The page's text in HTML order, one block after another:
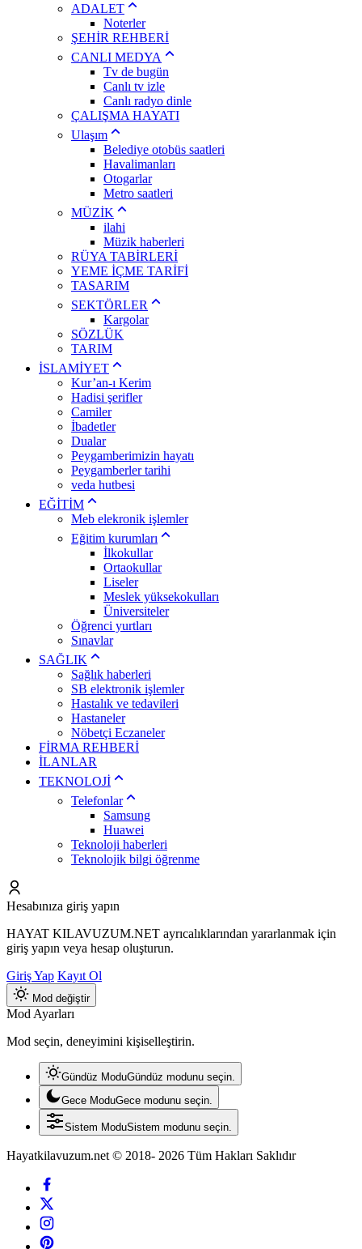
ADALET
Noterler
ŞEHİR REHBERİ
CANLI MEDYA
Tv de bugün
Canlı tv izle
Canlı radyo dinle
ÇALIŞMA HAYATI
Ulaşım
Belediye otobüs saatleri
Havalimanları
Otogarlar
Metro saatleri
MÜZİK
ilahi
Müzik haberleri
RÜYA TABİRLERİ
YEME İÇME TARİFİ
TASARIM
SEKTÖRLER
Kargolar
SÖZLÜK
TARIM
İSLAMİYET
Kur’an-ı Kerim
Hadisi şerifler
Camiler
İbadetler
Dualar
Peygamberimizin hayatı
Peygamberler tarihi
veda hutbesi
EĞİTİM
Meb elekronik işlemler
Eğitim kurumları
İlkokullar
Ortaokullar
Liseler
Meslek yüksekokulları
Üniversiteler
Öğrenci yurtları
Sınavlar
SAĞLIK
Sağlık haberleri
SB elektronik işlemler
Hastalık ve tedavileri
Hastaneler
Nöbetçi Eczaneler
FİRMA REHBERİ
İLANLAR
TEKNOLOJİ
Telefonlar
Samsung
Huawei
Teknoloji haberleri
Teknolojik bilgi öğrenme
Hesabınıza giriş yapın
HAYAT KILAVUZUM.NET ayrıcalıklarından yararlanmak için
giriş yapın veya hesap oluşturun.
Giriş Yap Kayıt Ol
Mod değiştir
Mod Ayarları
Mod seçin, deneyimini kişiselleştirin.
Gündüz ModuGündüz modunu seçin.
Gece ModuGece modunu seçin.
Sistem ModuSistem modunu seçin.
Hayatkilavuzum.net © 2018- 2026 Tüm Hakları Saklıdır